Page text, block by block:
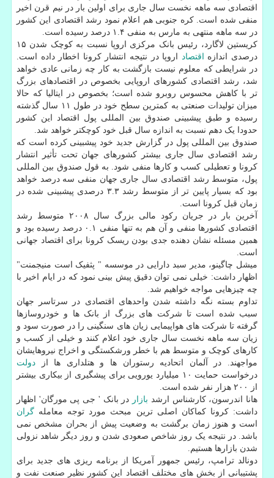
اقتصادی سه ماهه نخست سال جاری برای اولین بار در نیم قرن اخیر
منفی شده است. کره جنوبی هم اعلام نمود رشد اقتصادی این کشور
در سه ماهه منتهی به مارس به منفی ۱.۴ درصد رسیده است.
کریستین لاگارد، رئیس بانک مرکزی اروپا نسبت به کوچک شدن ۱۵
درصدی اندازه
اقتصاد
اروپا در نتیجه انتشار کرونا اخطار داده است.
در شرایطی که معلوم نیست بازگشت به کار چه زمانی عادی خواهد
شد، رشد اقتصادی کشورهای اروپایی بخصوص در اقتصادهای بزرگ
تر با کاهش محسوس روبرو شده است؛ بخصوص در ایتالیا که حالا
میزان تولیدات صنعتی به کمترین سطح خود در طول ۱۱ سال گذشته
رسیده و طبق پیشبینی صندوق بین المللی پول اقتصاد این کشور
حدودا یک دهم نسبت به اندازه سال قبل خود کوچکتر خواهد شد.
صندوق بین المللی پول در گزارش جدید خود پیشبینی کرده است که
رشد اقتصادی سال جاری بیشتر کشورهای جهان تحت تأثیر انتشار
کرونا و تعطیلی کسب و کارها منفی شود. به قول صندوق بین المللی
پول، متوسط رشد اقتصادی سال جاری جهان منفی سه درصد خواهد
بود که بسیار پایین تر از متوسط رشد ۳.۳ درصدی پیشبینی شده در
زمان قبل کرونا است.
آخرین بار در جریان رکود مالی بزرگ سال ۲۰۰۸ متوسط رشد
اقتصادی کشورها منفی و آن هم به تنها منفی ۰.۱ درصد رسیده بود و
همین مسئله نشان دهنده جدی بودن ریسک کرونا برای اقتصاد جهانی
است.
میشل چاگینو، مدیر سبد دارایی در موسسه " پثفیک است منیجمنت"
اظهار داشت: خیلی نمی توان دقیق پیش بینی نمود که در ایام اخیر با
چه چیزهایی مواجه خواهیم شد.
تداوم بسته نگه داشته شدن واحدهای اقتصادی در سرتاسر جهان
سبب شده است تا شرکت های بزرگ از بانک ها و خودروسازها
گرفته تا شرکت های هواپیمایی زیان های سنگینی را در صورت سود و
زیان سه ماهه نخست سال جاری خود اعلام کنند و خیلی از کسب و
کارهای کوچک و متوسط هم با خطر ورشکستگی و اخراج نیروهایشان
مواجهند. در آلمان اتحادیه رستوران ها و هتلداری ها از دولت
درخواست حمایت ۱۰ میلیارد یورویی برای پیشگیری از بیکاری بیشتر
از ۲۰۰ هزار نفر شده است.
هانا اندرسون، کارشناس ارشد بازار در بانک ' جی پی مورگان' اظهار
داشت: کرونا کماکان اصلی ترین مبحث مورد توجه معامله گران
است و هنوز زمان برگشت به وضعیت پیش از بحران مشخص نمی
باشد. در نتیجه یک روز شاخص صعودی شدن و روز دیگر شاهد نزولی
شدن بازارها هستیم.
دونالد ترامپ، رئیس جمهور آمریکا از برنامه ریزی های جدید برای
پشتیبانی از بخش های مختلف اقتصاد این کشور نظیر صنعت نفت و